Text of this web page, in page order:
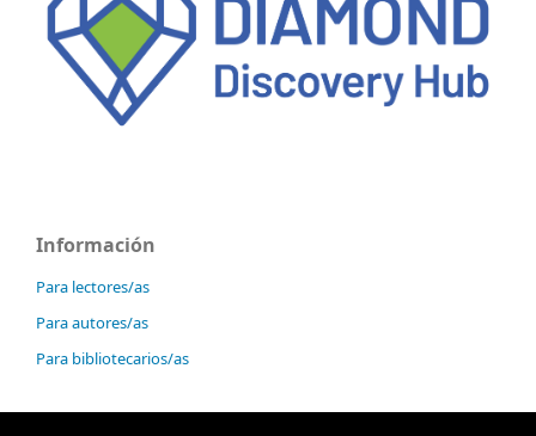
Información
Para lectores/as
Para autores/as
Para bibliotecarios/as